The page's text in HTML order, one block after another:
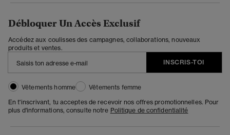
Débloquer Un Accès Exclusif
Accédez aux coulisses des campagnes, collaborations, nouveaux
produits et ventes.
INSCRIS-TOI
Vêtements homme
Vêtements femme
En t'inscrivant, tu acceptes de recevoir nos offres promotionnelles. Pour
plus d'informations, consulte notre Politique de confidentialité